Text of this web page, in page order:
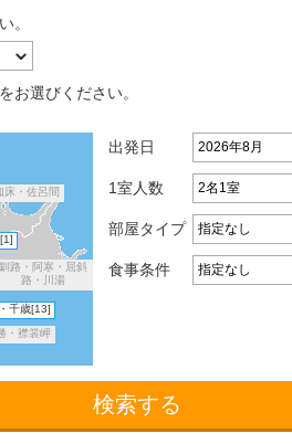
。
お選びください。
床・佐呂間
釧路・阿寒・屈斜
路・川湯
・襟裳岬
[1]
千歳[13]
出発日
1室人数
部屋タイプ
食事条件
検索する